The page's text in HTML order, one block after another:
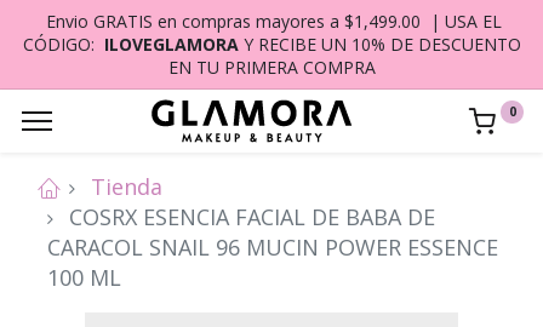
Envio GRATIS en compras mayores a $1,499.00 | USA EL
CÓDIGO: ILOVEGLAMORA Y RECIBE UN 10% DE DESCUENTO
EN TU PRIMERA COMPRA
0
Tienda
COSRX ESENCIA FACIAL DE BABA DE
CARACOL SNAIL 96 MUCIN POWER ESSENCE
100 ML